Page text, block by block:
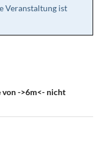
Veranstaltung ist
von ->6m<- nicht